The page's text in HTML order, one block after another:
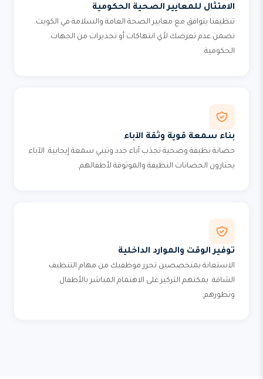
الامتثال للمعايير الصحية الحكومية
تنظيفنا يتوافق مع معايير الصحة العامة والسلامة في الكويت.
نضمن عدم تعرضك لأي انتهاكات أو تحذيرات من الجهات
الحكومية.
بناء سمعة قوية وثقة الآباء
حضانة نظيفة وصحية تجذب آباء جدد وتبني سمعة إيجابية. الآباء
يختارون الحضانات النظيفة والموثوقة لأطفالهم.
توفير الوقت والموارد الداخلية
الاستعانة بمتخصصين تحرر موظفيك من مهام التنظيف
الشاقة. يمكنهم التركيز على الاهتمام المباشر بالأطفال
وتطورهم.